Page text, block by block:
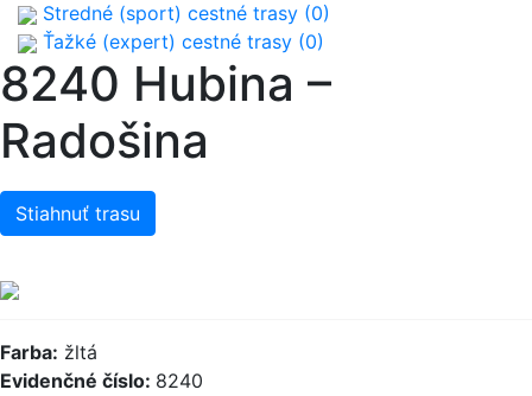
Stredné (sport) cestné trasy (0)
Ťažké (expert) cestné trasy (0)
8240 Hubina –
Radošina
Stiahnuť trasu
Farba: žltá
Evidenčné číslo: 8240